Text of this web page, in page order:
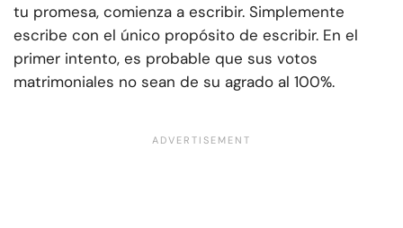
tu promesa, comienza a escribir. Simplemente
escribe con el único propósito de escribir. En el
primer intento, es probable que sus votos
matrimoniales no sean de su agrado al 100%.